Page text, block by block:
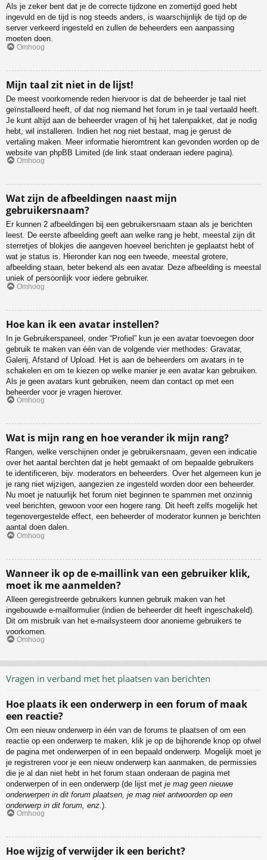
Als je zeker bent dat je de correcte tijdzone en zomertijd goed hebt
ingevuld en de tijd is nog steeds anders, is waarschijnlijk de tijd op de
server verkeerd ingesteld en zullen de beheerders een aanpassing
moeten doen.
Omhoog
Mijn taal zit niet in de lijst!
De meest voorkomende reden hiervoor is dat de beheerder je taal niet
geïnstalleerd heeft, of dat nog niemand het forum in je taal vertaald heeft.
Je kunt altijd aan de beheerder vragen of hij het talenpakket, dat je nodig
hebt, wil installeren. Indien het nog niet bestaat, mag je gerust de
vertaling maken. Meer informatie hieromtrent kan gevonden worden op de
website van phpBB Limited (de link staat onderaan iedere pagina).
Omhoog
Wat zijn de afbeeldingen naast mijn
gebruikersnaam?
Er kunnen 2 afbeeldingen bij een gebruikersnaam staan als je berichten
leest. De eerste afbeelding geeft aan welke rang je hebt, meestal zijn dit
sterretjes of blokjes die aangeven hoeveel berichten je geplaatst hebt of
wat je status is. Hieronder kan nog een tweede, meestal grotere,
afbeelding staan, beter bekend als een avatar. Deze afbeelding is meestal
uniek of persoonlijk voor iedere gebruiker.
Omhoog
Hoe kan ik een avatar instellen?
In je Gebruikerspaneel, onder “Profiel” kun je een avatar toevoegen door
gebruik te maken van één van de volgende vier methodes: Gravatar,
Galerij, Afstand of Upload. Het is aan de beheerders om avatars in te
schakelen en om te kiezen op welke manier je een avatar kan gebruiken.
Als je geen avatars kunt gebruiken, neem dan contact op met een
beheerder voor je vragen hierover.
Omhoog
Wat is mijn rang en hoe verander ik mijn rang?
Rangen, welke verschijnen onder je gebruikersnaam, geven een indicatie
over het aantal berchten dat je hebt gemaakt of om bepaalde gebruikers
te identificeren, bijv. moderators en beheerders. Over het algemeen kun je
je rang niet wijzigen, aangezien ze ingesteld worden door een beheerder.
Nu moet je natuurlijk het forum niet beginnen te spammen met onzinnig
veel berichten, gewoon voor een hogere rang. Dit heeft zelfs mogelijk het
tegenovergestelde effect, een beheerder of moderator kunnen je berichten
aantal doen dalen.
Omhoog
Wanneer ik op de e-maillink van een gebruiker klik,
moet ik me aanmelden?
Alleen geregistreerde gebruikers kunnen gebruik maken van het
ingebouwde e-mailformulier (indien de beheerder dit heeft ingeschakeld).
Dit om misbruik van het e-mailsysteem door anonieme gebruikers te
voorkomen.
Omhoog
Vragen in verband met het plaatsen van berichten
Hoe plaats ik een onderwerp in een forum of maak
een reactie?
Om een nieuw onderwerp in één van de forums te plaatsen of om een
reactie op een onderwerp te maken, klik je op de bijhorende knop op ofwel
de pagina met onderwerpen of in een bepaald onderwerp. Mogelijk moet je
je registreren voor je een nieuw onderwerp kan aanmaken, de permissies
die je al dan niet hebt in het forum staan onderaan de pagina met
onderwerpen of in een onderwerp (de lijst met je mag geen nieuwe
onderwerpen in dit forum plaatsen, je mag niet antwoorden op een
onderwerp in dit forum, enz. ).
Omhoog
Hoe wijzig of verwijder ik een bericht?